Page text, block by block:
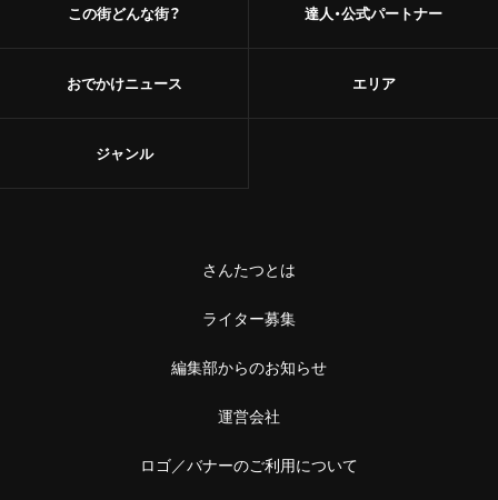
この街どんな街？
おでかけニュース
達人・公式パートナー
エリア
ジャンル
さんたつとは
ライター募集
編集部からのお知らせ
運営会社
ロゴ／バナーのご利用について